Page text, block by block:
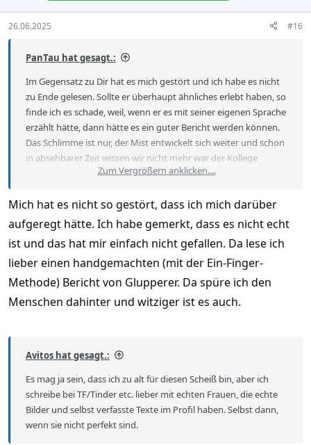
26.06.2025 #16
PanTau hat gesagt.:
Im Gegensatz zu Dir hat es mich gestört und ich habe es nicht
zu Ende gelesen. Sollte er überhaupt ähnliches erlebt haben, so
finde ich es schade, weil, wenn er es mit seiner eigenen Sprache
erzählt hätte, dann hätte es ein guter Bericht werden können.
Das Schlimme ist nur, der Mist entwickelt sich weiter und schon
in absehbarer Zeit wissen wir nicht mehr war der Kollege
überhaupt jemals in Thailand oder hat er sich einfach seinen
Zum Vergrößern anklicken....
Mich hat es nicht so gestört, dass ich mich darüber
aufgeregt hätte. Ich habe gemerkt, dass es nicht echt
ist und das hat mir einfach nicht gefallen. Da lese ich
lieber einen handgemachten (mit der Ein-Finger-
Methode) Bericht von Glupperer. Da spüre ich den
Menschen dahinter und witziger ist es auch.
Avitos hat gesagt.:
Es mag ja sein, dass ich zu alt für diesen Scheiß bin, aber ich
schreibe bei TF/Tinder etc. lieber mit echten Frauen, die echte
Bilder und selbst verfasste Texte im Profil haben. Selbst dann,
wenn sie nicht perfekt sind.